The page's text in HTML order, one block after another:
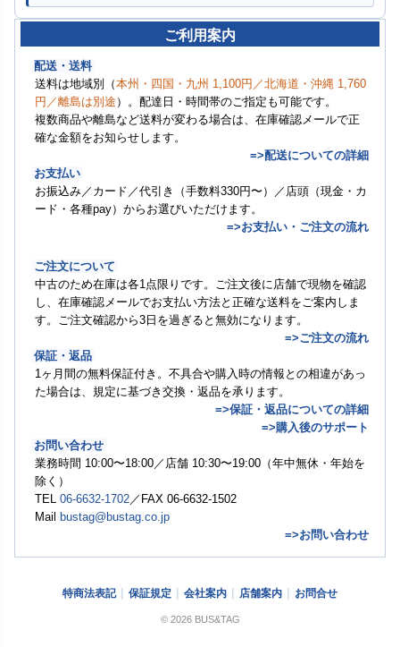
ご利用案内
配送・送料
送料は地域別（本州・四国・九州 1,100円／北海道・沖縄 1,760
円／離島は別途 ）。配達日・時間帯のご指定も可能です。
複数商品や離島など送料が変わる場合は、在庫確認メールで正
確な金額をお知らせします。
=>配送についての詳細
お支払い
お振込み／カード／代引き（手数料330円〜）／店頭（現金・カ
ード・各種pay）からお選びいただけます。
=>お支払い・ご注文の流れ
ご注文について
中古のため在庫は各1点限りです。ご注文後に店舗で現物を確認
し、在庫確認メールでお支払い方法と正確な送料をご案内しま
す。ご注文確認から3日を過ぎると無効になります。
=>ご注文の流れ
保証・返品
1ヶ月間の無料保証付き。不具合や購入時の情報との相違があっ
た場合は、規定に基づき交換・返品を承ります。
=>保証・返品についての詳細
=>購入後のサポート
お問い合わせ
業務時間 10:00〜18:00／店舗 10:30〜19:00（年中無休・年始を
除く）
TEL 06-6632-1702 ／FAX 06-6632-1502
Mail bustag@bustag.co.jp
=>お問い合わせ
特商法表記 保証規定 会社案内 店舗案内 お問合せ
© 2026 BUS&TAG